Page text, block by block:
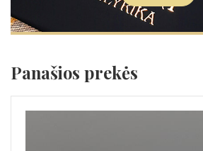
Panašios prekės